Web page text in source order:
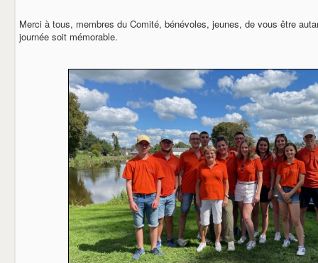
Merci à tous, membres du Comité, bénévoles, jeunes, de vous être
journée soit mémorable.